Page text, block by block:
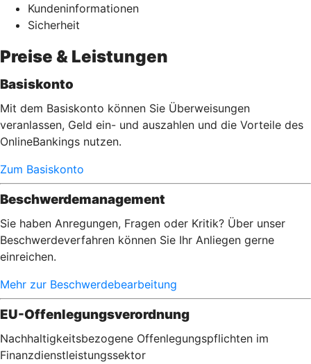
Kundeninformationen
Sicherheit
Preise & Leistungen
Basiskonto
Mit dem Basiskonto können Sie Überweisungen
veranlassen, Geld ein- und auszahlen und die Vorteile des
OnlineBankings nutzen.
Zum Basiskonto
Beschwerdemanagement
Sie haben Anregungen, Fragen oder Kritik? Über unser
Beschwerdeverfahren können Sie Ihr Anliegen gerne
einreichen.
Mehr zur Beschwerdebearbeitung
EU-Offenlegungsverordnung
Nachhaltigkeitsbezogene Offenlegungspflichten im
Finanzdienstleistungssektor